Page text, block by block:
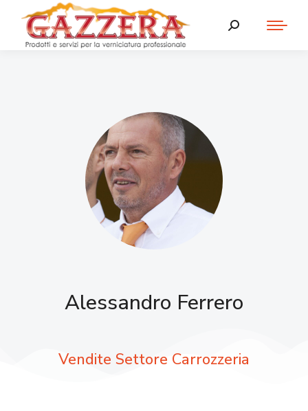
Alessandro Ferrero
Vendite Settore Carrozzeria